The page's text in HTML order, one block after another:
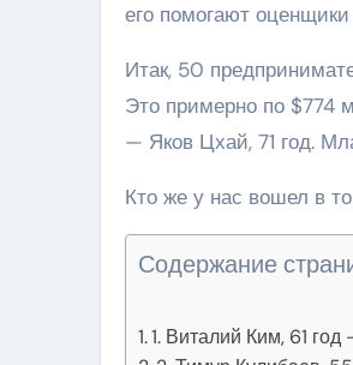
его помогают
Итак, 50
Это примерно по $774
— Яков Цхай, 71 год.
Кто же у нас вошел в
Содержание
1. Виталий Ким, 61